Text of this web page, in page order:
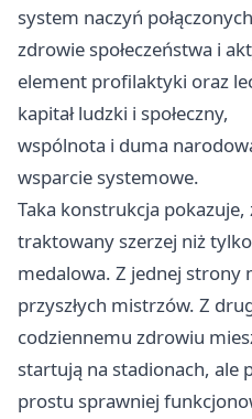
system naczyń
zdrowie społeczeństwa i
element profilaktyki oraz
kapitał ludzki i społeczny,
wspólnota i duma
wsparcie systemowe.
Taka konstrukcja
traktowany szerzej niż
medalowa. Z jednej strony
przyszłych mistrzów. Z
codziennemu zdrowiu
startują na stadionach, ale
prostu sprawniej